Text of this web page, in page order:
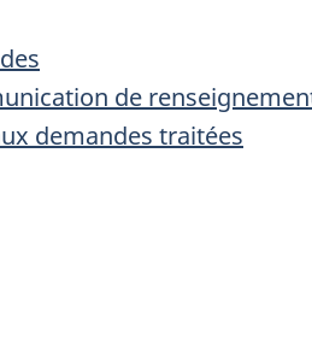
de
demandes traitées